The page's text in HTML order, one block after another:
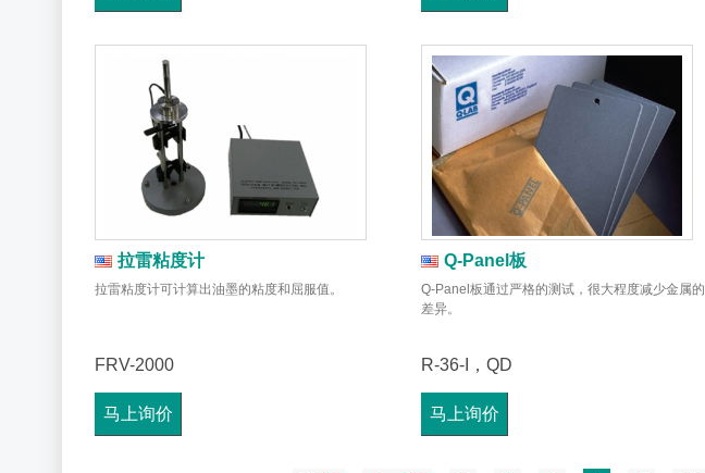
拉雷粘度计
拉雷粘度计可计算出油墨的粘度和屈服值。
FRV-2000
马上询价
Q-Panel板
Q-Panel板通过严格的测试，很大程度减少金属的
差异。
R-36-I，QD
马上询价